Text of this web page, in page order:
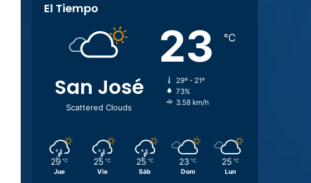
El Tiempo
San José
Scattered Clouds
23 ℃
29º - 21º
73%
3.58 km/h
29 ℃
Jue
25 ℃
Vie
25 ℃
Sáb
23 ℃
Dom
25 ℃
Lun